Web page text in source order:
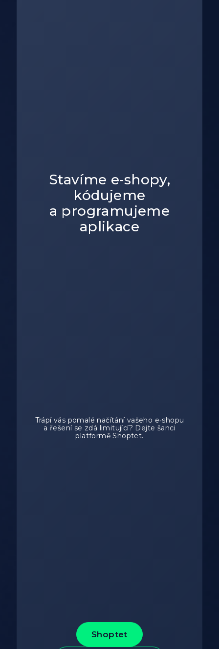
Stavíme e‑shopy,
kódujeme
a programujeme
aplikace
Trápí vás pomalé načítání vašeho e‑shopu
a řešení se zdá limitující? Dejte šanci
platformě Shoptet.
Shoptet